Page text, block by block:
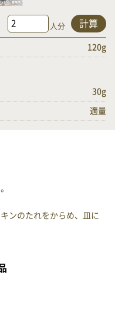
人分 計算
120g
30g
適量
ンのたれをからめ、皿に